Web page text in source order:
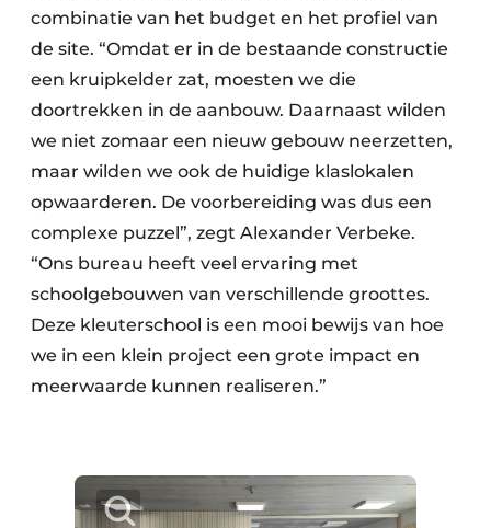
combinatie van het budget en het profiel van
de site. “Omdat er in de bestaande constructie
een kruipkelder zat, moesten we die
doortrekken in de aanbouw. Daarnaast wilden
we niet zomaar een nieuw gebouw neerzetten,
maar wilden we ook de huidige klaslokalen
opwaarderen. De voorbereiding was dus een
complexe puzzel”, zegt Alexander Verbeke.
“Ons bureau heeft veel ervaring met
schoolgebouwen van verschillende groottes.
Deze kleuterschool is een mooi bewijs van hoe
we in een klein project een grote impact en
meerwaarde kunnen realiseren.”